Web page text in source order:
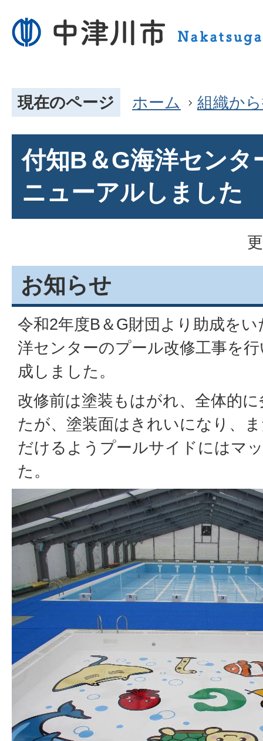
現在のページ ホーム 組織か
付知B＆G海洋センタ
ニューアルしました
お知らせ
令和2年度B＆G財団より助成を
洋センターのプール改修工事を
成しました。
改修前は塗装もはがれ、全体的
たが、塗装面はきれいになり、
だけるようプールサイドにはマ
た。